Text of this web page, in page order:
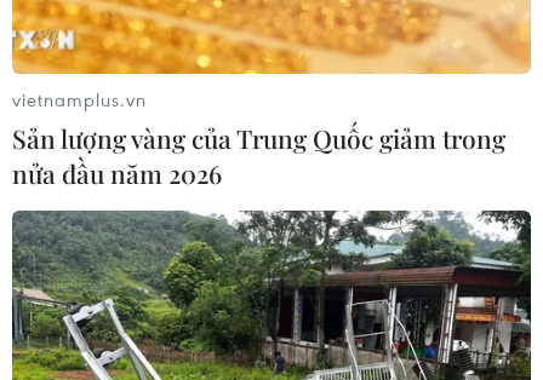
vietnamplus.vn
Sản lượng vàng của Trung Quốc giảm trong
nửa đầu năm 2026